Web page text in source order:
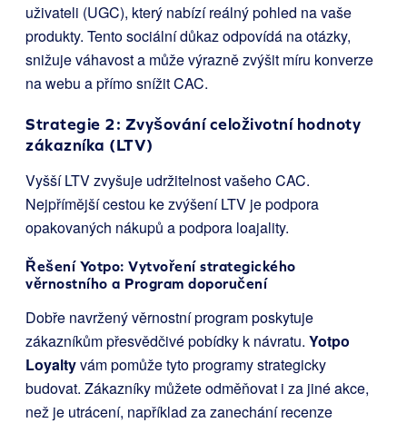
uživateli (UGC), který nabízí reálný pohled na vaše
produkty. Tento sociální důkaz odpovídá na otázky,
snižuje váhavost a může výrazně zvýšit míru konverze
na webu a přímo snížit CAC.
Strategie 2: Zvyšování celoživotní hodnoty
zákazníka (LTV)
Vyšší LTV zvyšuje udržitelnost vašeho CAC.
Nejpřímější cestou ke zvýšení LTV je podpora
opakovaných nákupů a podpora loajality.
Řešení Yotpo: Vytvoření strategického
věrnostního a Program doporučení
Dobře navržený věrnostní program poskytuje
zákazníkům přesvědčivé pobídky k návratu. Yotpo
Loyaltyvám pomůže tyto programy strategicky
budovat. Zákazníky můžete odměňovat i za jiné akce,
než je utrácení, například za zanechání recenze